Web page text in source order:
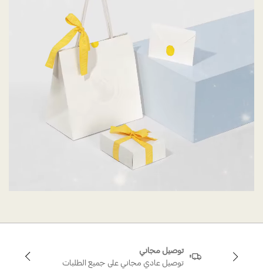
توصيل مجاني
توصيل عادي مجاني على جميع الطلبات